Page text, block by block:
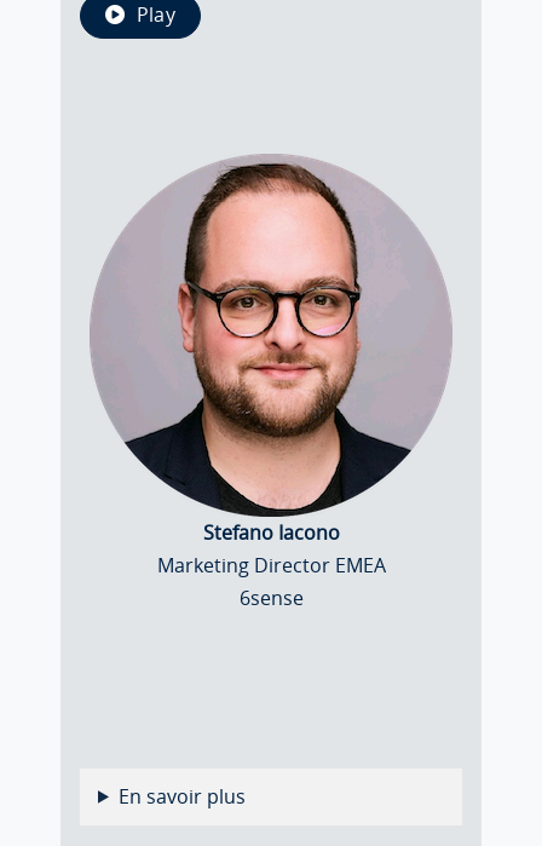
Play
Stefano Iacono
Marketing Director EMEA
6sense
En savoir plus